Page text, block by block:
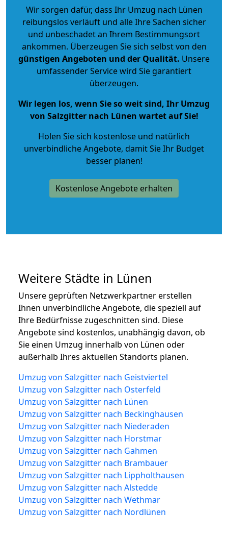
Wir sorgen dafür, dass Ihr Umzug nach Lünen
reibungslos verläuft und alle Ihre Sachen sicher
und unbeschadet an Ihrem Bestimmungsort
ankommen. Überzeugen Sie sich selbst von den
günstigen Angeboten und der Qualität. Unsere
umfassender Service wird Sie garantiert
überzeugen.
Wir legen los, wenn Sie so weit sind, Ihr Umzug
von Salzgitter nach Lünen wartet auf Sie!
Holen Sie sich kostenlose und natürlich
unverbindliche Angebote, damit Sie Ihr Budget
besser planen!
Kostenlose Angebote erhalten
Weitere Städte in Lünen
Unsere geprüften Netzwerkpartner erstellen
Ihnen unverbindliche Angebote, die speziell auf
Ihre Bedürfnisse zugeschnitten sind. Diese
Angebote sind kostenlos, unabhängig davon, ob
Sie einen Umzug innerhalb von Lünen oder
außerhalb Ihres aktuellen Standorts planen.
Umzug von Salzgitter nach Geistviertel
Umzug von Salzgitter nach Osterfeld
Umzug von Salzgitter nach Lünen
Umzug von Salzgitter nach Beckinghausen
Umzug von Salzgitter nach Niederaden
Umzug von Salzgitter nach Horstmar
Umzug von Salzgitter nach Gahmen
Umzug von Salzgitter nach Brambauer
Umzug von Salzgitter nach Lippholthausen
Umzug von Salzgitter nach Alstedde
Umzug von Salzgitter nach Wethmar
Umzug von Salzgitter nach Nordlünen